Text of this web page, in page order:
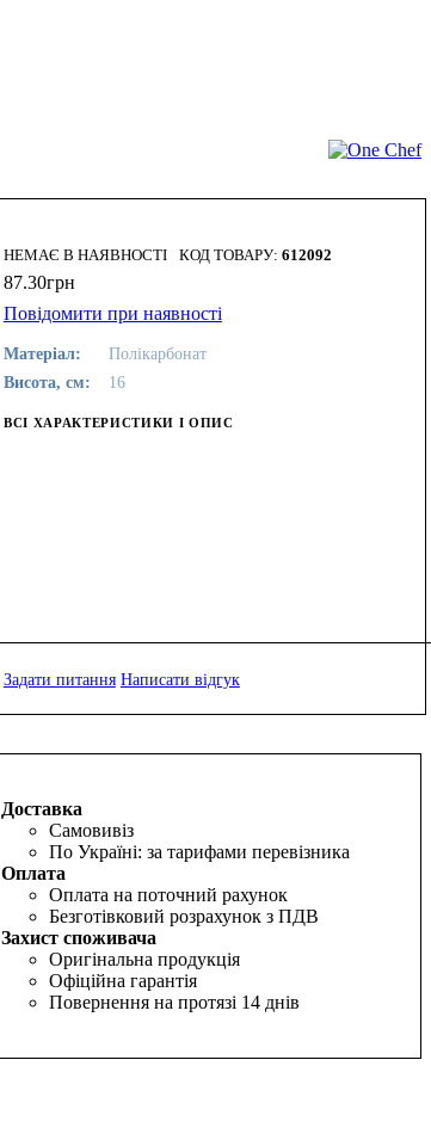
НЕМАЄ В НАЯВНОСТІ 612092
87.30грн
Повідомити при наявності
Матеріал:
Полікарбонат
Висота, см:
16
ВСІ ХАРАКТЕРИСТИКИ І ОПИС
Задати питання Написати відгук
Доставка
Самовивіз
По Україні: за тарифами перевізника
Оплата
Оплата на поточний рахунок
Безготівковий розрахунок з ПДВ
Захист споживача
Оригінальна продукція
Офіційна гарантія
Повернення на протязі 14 днів